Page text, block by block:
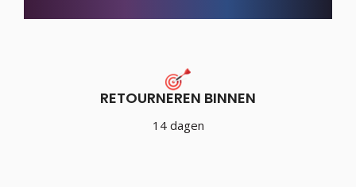
RETOURNEREN BINNEN
14 dagen